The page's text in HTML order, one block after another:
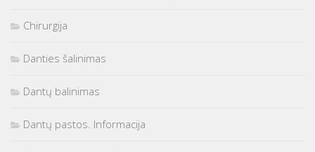
Chirurgija
Danties šalinimas
Dantų balinimas
Dantų pastos. Informacija